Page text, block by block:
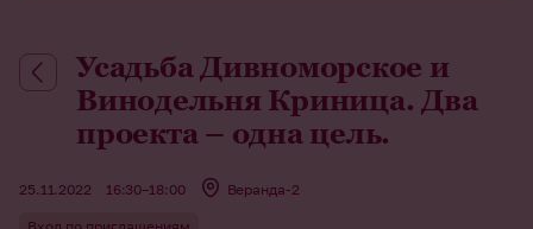
Усадьба Дивноморское и
Винодельня Криница. Два
проекта – одна цель.
25.11.2022 16:30–18:00 Веранда-2